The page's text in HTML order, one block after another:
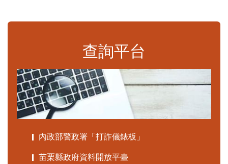
查詢平台
內政部警政署「打詐儀錶板」
苗栗縣政府資料開放平臺